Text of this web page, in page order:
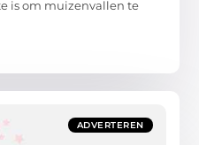
is om muizenvallen te
ADVERTEREN